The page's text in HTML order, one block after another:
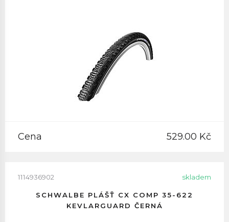
Cena 529.00 Kč
1114936902 skladem
SCHWALBE PLÁŠŤ CX COMP 35-622
KEVLARGUARD ČERNÁ